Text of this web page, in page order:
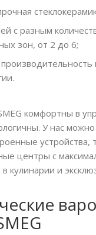
с разным
зон, от 2 до 6;
комфортны в
У нас можно
устройства,
центры с
кулинарии и